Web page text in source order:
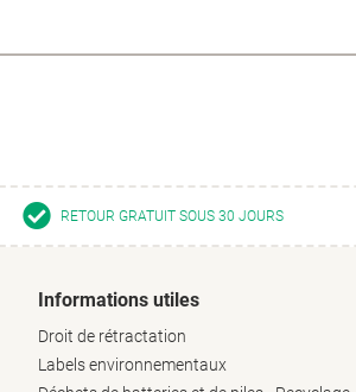
RETOUR GRATUIT SOUS 30 JOURS
Informations utiles
Droit de rétractation
Labels environnementaux